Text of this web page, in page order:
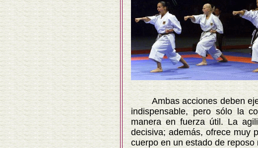
Ambas acciones deben
indispensable, pero sólo la
manera en fuerza útil. La
decisiva; además, ofrece muy
cuerpo en un estado de